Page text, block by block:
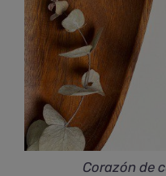
Corazón de